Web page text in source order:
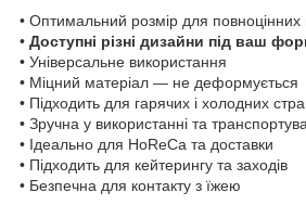
• Оптимальний розмір для повноцінних
• Доступні різні дизайни під ваш
• Універсальне використання
• Міцний матеріал — не деформується
• Підходить для гарячих і холодних
• Зручна у використанні та
• Ідеально для HoReCa та доставки
• Підходить для кейтерингу та заходів
• Безпечна для контакту з їжею